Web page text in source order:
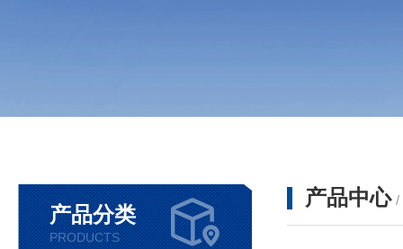
产品分类
PRODUCTS
产品中心 /